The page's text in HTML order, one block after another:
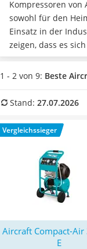
Tiefbrunnenpumpe
Fliesenschneider
Hochdruckreiniger
Doppelschleifer
Überwachungskamera
Benzinrasenmäher
Löschdecke
Winterharte Palmen
Gasdurchlauferhitzer
Kompressoren
sowohl für den
Einsatz in der
zeigen, dass es
hauptsächlich um
welcheteilweise
unterschiedlich
Sie jetzt aus
leistungsstarken
um diesen
Überzeugt hat uns
Aircraft Compact-
1 - 2 von 9: Beste
Stand: 27.07.2026
Vergleichssieger
Aircraft Compact-
E